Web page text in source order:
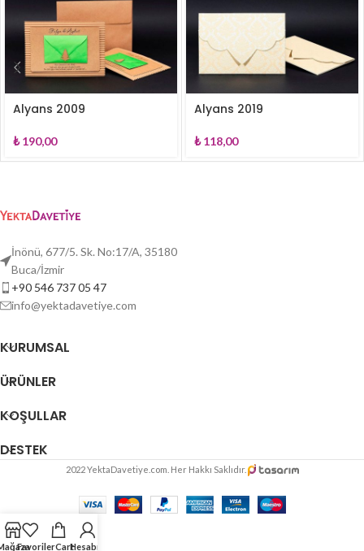
Alyans 2009
₺190,00
Alyans 2019
₺118,00
İnönü, 677/5. Sk. No:17/A, 35180
Buca/İzmir
+90 546 737 05 47
info@yektadavetiye.com
KURUMSAL
ÜRÜNLER
KOŞULLAR
DESTEK
2022 YektaDavetiye.com. Her Hakkı Saklıdır.
FavorilerCartHesabım